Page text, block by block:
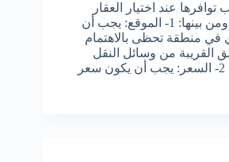
عند اختيار العقار
المناسب للاستثمار، ومن بينها: 1- الموقع: يجب أن
في منطقة تحظى بالاهتمام
القريبة من وسائل النقل
والخدمات الأساسية. 2- السعر: يجب أن يكون سعر